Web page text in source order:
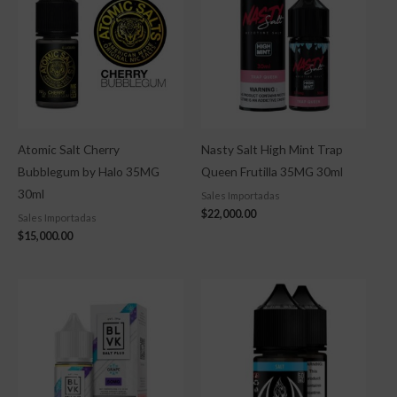
Atomic Salt Cherry
Bubblegum by Halo 35MG
30ml
Sales Importadas
$15,000.00
Nasty Salt High Mint Trap
Queen Frutilla 35MG 30ml
Sales Importadas
$22,000.00